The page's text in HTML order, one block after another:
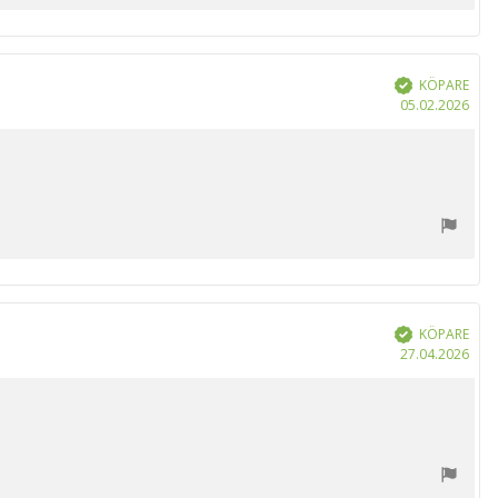
Bekräftad
KÖPARE
05.02.2026
Bekräftad
KÖPARE
27.04.2026